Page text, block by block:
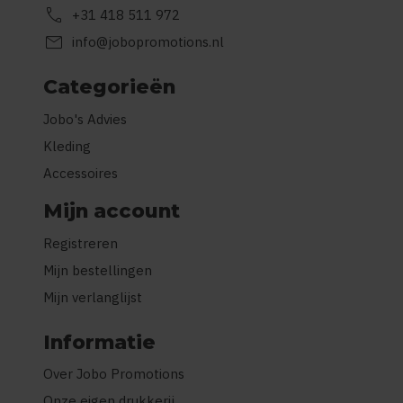
call +31 418 511 972
mail info@jobopromotions.nl
Categorieën
Jobo's Advies
Kleding
Accessoires
Mijn account
Registreren
Mijn bestellingen
Mijn verlanglijst
Informatie
Over Jobo Promotions